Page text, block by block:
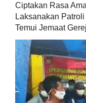
Ciptakan Rasa
Laksanakan
Temui Jemaat